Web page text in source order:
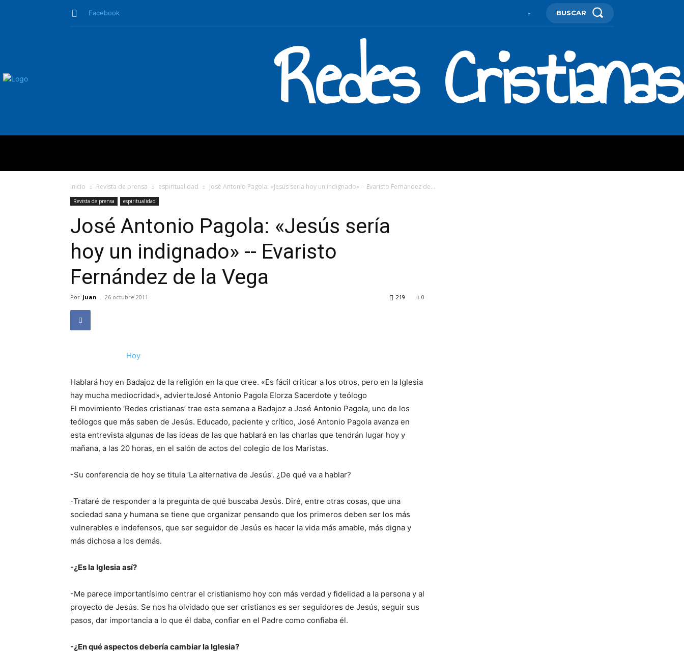
Facebook - BUSCAR
Redes Cristianas
Inicio Revista de prensa espiritualidad José Antonio Pagola: «Jesús sería hoy un indignado» -- Evaristo Fernández de...
Revista de prensa espiritualidad
José Antonio Pagola: «Jesús sería
hoy un indignado» -- Evaristo
Fernández de la Vega
Por Juan - 26 octubre 2011 0
219
Hoy
Hablará hoy en Badajoz de la religión en la que cree. «Es fácil criticar a los otros, pero en la Iglesia
hay mucha mediocridad», advierteJosé Antonio Pagola Elorza Sacerdote y teólogo
El movimiento ‘Redes cristianas’ trae esta semana a Badajoz a José Antonio Pagola, uno de los
teólogos que más saben de Jesús. Educado, paciente y crítico, José Antonio Pagola avanza en
esta entrevista algunas de las ideas de las que hablará en las charlas que tendrán lugar hoy y
mañana, a las 20 horas, en el salón de actos del colegio de los Maristas.
-Su conferencia de hoy se titula ‘La alternativa de Jesús’. ¿De qué va a hablar?
-Trataré de responder a la pregunta de qué buscaba Jesús. Diré, entre otras cosas, que una
sociedad sana y humana se tiene que organizar pensando que los primeros deben ser los más
vulnerables e indefensos, que ser seguidor de Jesús es hacer la vida más amable, más digna y
más dichosa a los demás.
-¿Es la Iglesia así?
-Me parece importantísimo centrar el cristianismo hoy con más verdad y fidelidad a la persona y al
proyecto de Jesús. Se nos ha olvidado que ser cristianos es ser seguidores de Jesús, seguir sus
pasos, dar importancia a lo que él daba, confiar en el Padre como confiaba él.
-¿En qué aspectos debería cambiar la Iglesia?